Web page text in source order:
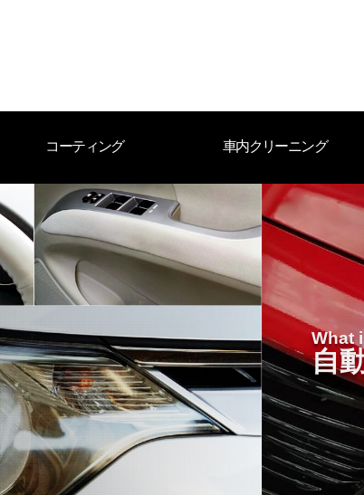
コーティング 車内クリーニング
What
自